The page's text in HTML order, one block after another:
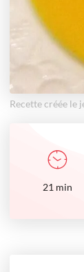
Recette créée le
21 min